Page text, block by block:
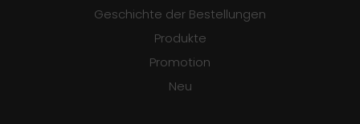
Geschichte der Bestellungen
Produkte
Promotion
Neu